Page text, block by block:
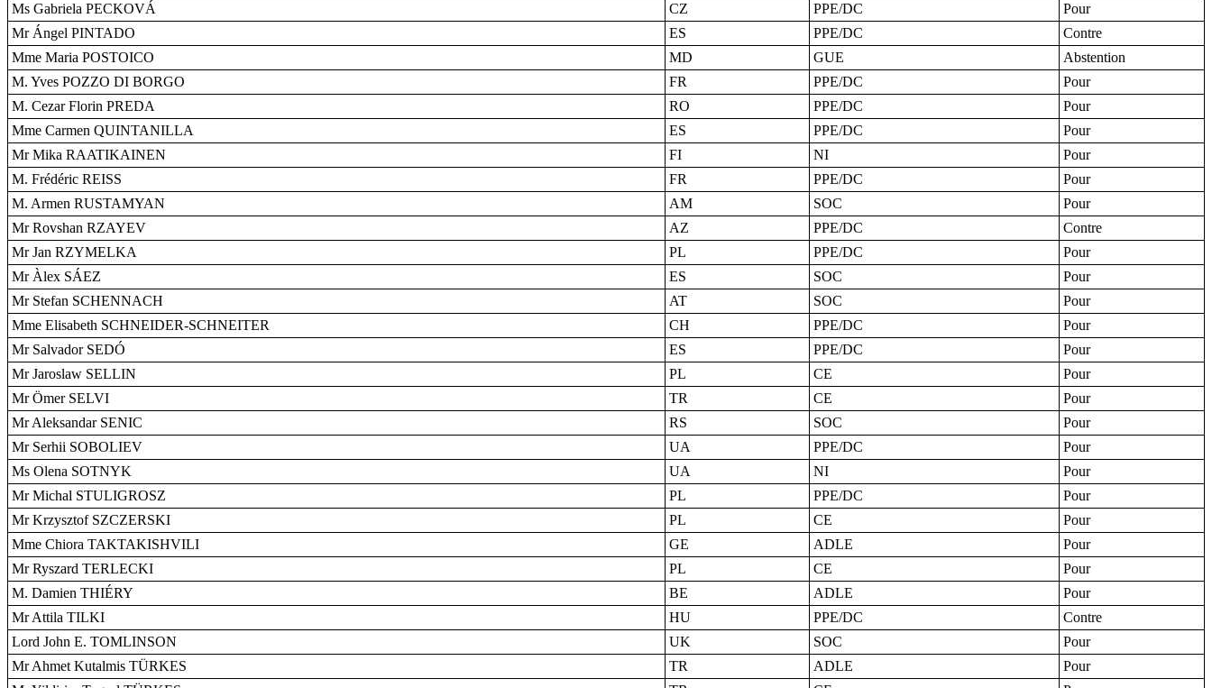
Ms Gabriela PECKOVÁ
CZ PPE/DC
Pour
Mr Ángel PINTADO
ES PPE/DC
Contre
Mme Maria POSTOICO
MD GUE
Abstention
M. Yves POZZO DI BORGO
FR PPE/DC
Pour
M. Cezar Florin PREDA
RO PPE/DC
Pour
Mme Carmen QUINTANILLA
ES PPE/DC
Pour
Mr Mika RAATIKAINEN
FI NI
Pour
M. Frédéric REISS
FR PPE/DC
Pour
M. Armen RUSTAMYAN
AM SOC
Pour
Mr Rovshan RZAYEV
AZ PPE/DC
Contre
Mr Jan RZYMELKA
PL PPE/DC
Pour
Mr Àlex SÁEZ
ES SOC
Pour
Mr Stefan SCHENNACH
AT SOC
Pour
Mme Elisabeth SCHNEIDER-SCHNEITER
CH PPE/DC
Pour
Mr Salvador SEDÓ
ES PPE/DC
Pour
Mr Jaroslaw SELLIN
PL CE
Pour
Mr Ömer SELVI
TR CE
Pour
Mr Aleksandar SENIC
RS SOC
Pour
Mr Serhii SOBOLIEV
UA PPE/DC
Pour
Ms Olena SOTNYK
UA NI
Pour
Mr Michal STULIGROSZ
PL PPE/DC
Pour
Mr Krzysztof SZCZERSKI
PL CE
Pour
Mme Chiora TAKTAKISHVILI
GE ADLE
Pour
Mr Ryszard TERLECKI
PL CE
Pour
M. Damien THIÉRY
BE ADLE
Pour
Mr Attila TILKI
HU PPE/DC
Contre
Lord John E. TOMLINSON
UK SOC
Pour
Mr Ahmet Kutalmis TÜRKES
TR ADLE
Pour